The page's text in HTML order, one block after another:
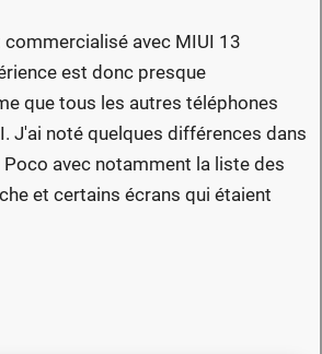
commercialisé avec MIUI 13
est donc presque
que tous les autres téléphones
J'ai noté quelques différences dans
Poco avec notamment la liste des
et certains écrans qui étaient